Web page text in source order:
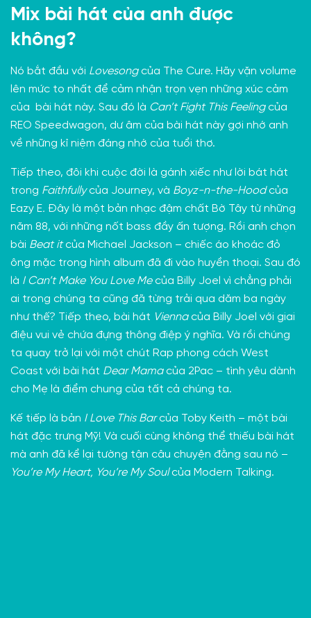
Mix bài hát của anh được
không?
Nó bắt đầu với Lovesongcủa The Cure. Hãy vặn volume
lên mức to nhất để cảm nhận trọn vẹn những xúc cảm
của bài hát này. Sau đó là Can’t Fight This Feeling của
REO Speedwagon, dư âm của bài hát này gợi nhớ anh
về những kỉ niệm đáng nhớ của tuổi thơ.
Tiếp theo, đôi khi cuộc đời là gánh xiếc như lời bát hát
trong Faithfullycủa Journey, và Boyz-n-the-Hoodcủa
Eazy E. Đây là một bản nhạc đậm chất Bờ Tây từ những
năm 88, với những nốt bass đầy ấn tượng. Rồi anh chọn
bài Beat itcủa Michael Jackson – chiếc áo khoác đỏ
ông mặc trong hình album đã đi vào huyền thoại. Sau đó
là I Can’t Make You Love Me của Billy Joel vì chẳng phải
ai trong chúng ta cũng đã từng trải qua dăm ba ngày
như thế? Tiếp theo, bài hát Viennacủa Billy Joel với giai
điệu vui vẻ chứa đựng thông điệp ý nghĩa. Và rồi chúng
ta quay trở lại với một chút Rap phong cách West
Coast với bài hát Dear Mama của 2Pac – tình yêu dành
cho Mẹ là điểm chung của tất cả chúng ta.
Kế tiếp là bản I Love This Barcủa Toby Keith – một bài
hát đặc trưng Mỹ! Và cuối cùng không thể thiếu bài hát
mà anh đã kể lại tường tận câu chuyện đằng sau nó –
You’re My Heart, You’re My Soulcủa Modern Talking.